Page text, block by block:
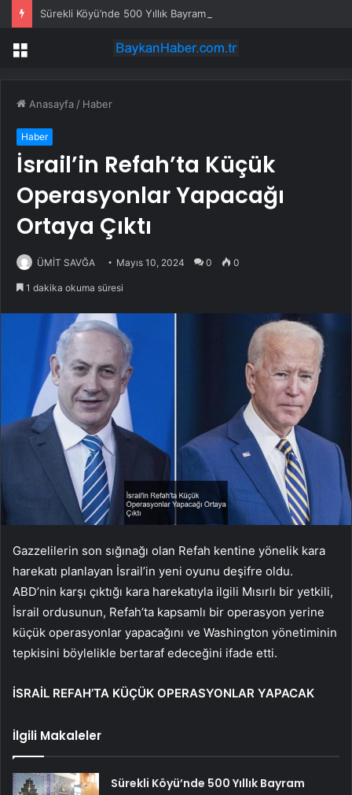
Sürekli Köyü’nde 500 Yıllık Bayram Geleneği
Menü
Anasayfa / Haber
Haber
İsrail’in Refah’ta Küçük
Operasyonlar Yapacağı
Ortaya Çıktı
ÜMİT SAVĞA Mayıs 10, 2024 0 0
1 dakika okuma süresi
Gazzelilerin son sığınağı olan Refah kentine yönelik kara
harekatı planlayan İsrail’in yeni oyunu deşifre oldu.
ABD’nin karşı çıktığı kara harekatıyla ilgili Mısırlı bir yetkili,
İsrail ordusunun, Refah’ta kapsamlı bir operasyon yerine
küçük operasyonlar yapacağını ve Washington yönetiminin
tepkisini böylelikle bertaraf edeceğini ifade etti.
İSRAİL REFAH’TA KÜÇÜK OPERASYONLAR YAPACAK
İlgili Makaleler
Sürekli Köyü’nde 500 Yıllık Bayram